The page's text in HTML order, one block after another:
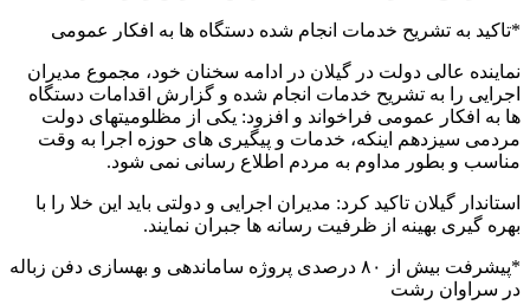
*تاکید به تشریح خدمات انجام شده دستگاه ها به افکار عمومی
نماینده عالی دولت در گیلان در ادامه سخنان خود، مجموع مدیران
اجرایی را به تشریح خدمات انجام شده و گزارش اقدامات دستگاه
ها به افکار عمومی فراخواند و افزود: یکی از مظلومیتهای دولت
مردمی سیزدهم اینکه، خدمات و پیگیری های حوزه اجرا به وقت
مناسب و بطور مداوم به مردم اطلاع رسانی نمی شود.
استاندار گیلان تاکید کرد: مدیران اجرایی و دولتی باید این خلا را با
بهره گیری بهینه از ظرفیت رسانه ها جبران نمایند.
*پیشرفت بیش از ۸۰ درصدی پروژه ساماندهی و بهسازی دفن زباله
در سراوان رشت